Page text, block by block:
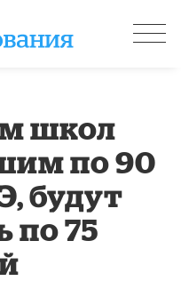
школ
по 90
будут
по 75